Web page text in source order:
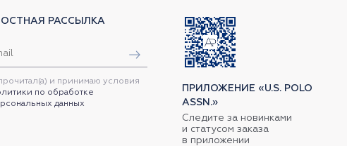
РАССЫЛКА
и принимаю условия
по обработке
данных
ПРИЛОЖЕНИЕ «U.S. POLO
ASSN.»
Следите за новинками
и статусом заказа
в приложении